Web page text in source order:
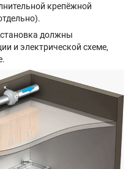
крепёжной
должны
и электрической схеме,